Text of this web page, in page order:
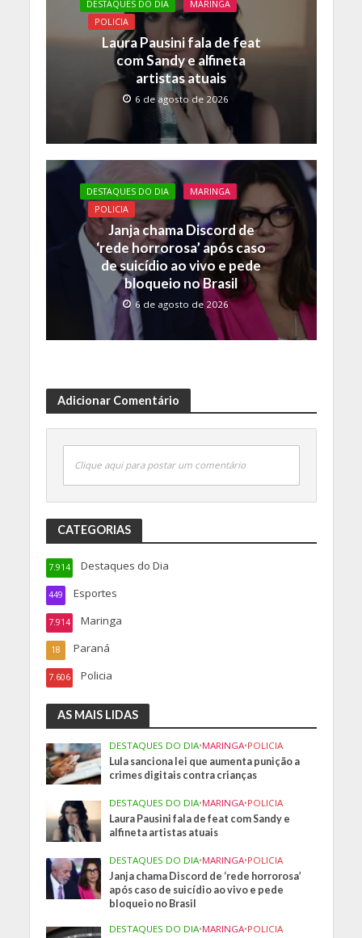
DESTAQUES DO DIA
MARINGA
POLICIA
Laura Pausini fala de feat
com Sandy e alfineta
artistas atuais
6 de agosto de 2026
DESTAQUES DO DIA
MARINGA
POLICIA
Janja chama Discord de
‘rede horrorosa’ após caso
de suicídio ao vivo e pede
bloqueio no Brasil
6 de agosto de 2026
Adicionar Comentário
Clique aqui para postar um comentário
CATEGORIAS
Destaques do Dia
7.914
Esportes
449
Maringa
7.914
Paraná
18
Policia
7.606
AS MAIS LIDAS
DESTAQUES DO DIA•MARINGA•POLICIA
Lula sanciona lei que aumenta punição a
crimes digitais contra crianças
DESTAQUES DO DIA•MARINGA•POLICIA
Laura Pausini fala de feat com Sandy e
alfineta artistas atuais
DESTAQUES DO DIA•MARINGA•POLICIA
Janja chama Discord de ‘rede horrorosa’
após caso de suicídio ao vivo e pede
bloqueio no Brasil
DESTAQUES DO DIA•MARINGA•POLICIA